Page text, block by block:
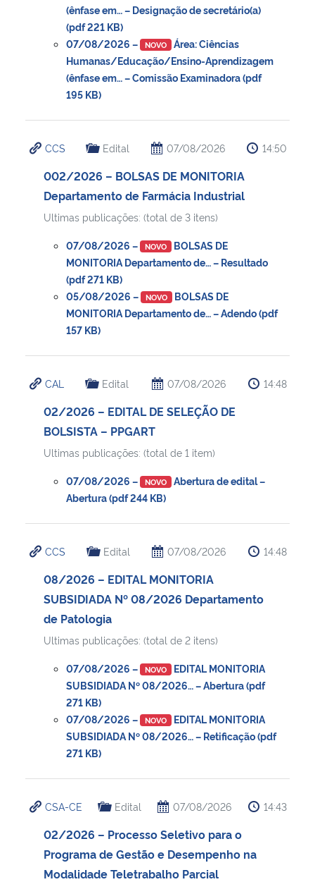
Gabinete de Segurança Institucional
Advocacia-Geral da União
Banco Central do Brasil
(ênfase em… – Designação de secretário(a)
(pdf 221 KB)
07/08/2026 –
NOVO Área: Ciências
Humanas/Educação/Ensino-Aprendizagem
(ênfase em… – Comissão Examinadora (pdf
195 KB)
CCS Edital 07/08/2026 14:50
002/2026 – BOLSAS DE MONITORIA
Departamento de Farmácia Industrial
Ultimas publicações: (total de 3 itens)
07/08/2026 – NOVO BOLSAS DE
MONITORIA Departamento de… – Resultado
(pdf 271 KB)
05/08/2026 –
NOVO BOLSAS DE
MONITORIA Departamento de… – Adendo (pdf
157 KB)
CAL Edital 07/08/2026 14:48
02/2026 – EDITAL DE SELEÇÃO DE
BOLSISTA – PPGART
Ultimas publicações: (total de 1 item)
07/08/2026 – NOVO Abertura de edital –
Abertura (pdf 244 KB)
CCS Edital 07/08/2026 14:48
08/2026 – EDITAL MONITORIA
SUBSIDIADA Nº 08/2026 Departamento
de Patologia
Ultimas publicações: (total de 2 itens)
07/08/2026 – NOVO EDITAL MONITORIA
SUBSIDIADA Nº 08/2026… – Abertura (pdf
271 KB)
07/08/2026 –
NOVO EDITAL MONITORIA
SUBSIDIADA Nº 08/2026… – Retificação (pdf
271 KB)
CSA-CE Edital 07/08/2026 14:43
02/2026 – Processo Seletivo para o
Programa de Gestão e Desempenho na
Modalidade Teletrabalho Parcial